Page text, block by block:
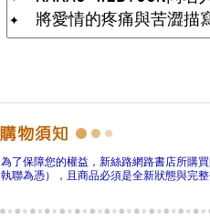
為了保障您的權益，新絲路網路書店所購
執聯為憑），且商品必須是全新狀態與完